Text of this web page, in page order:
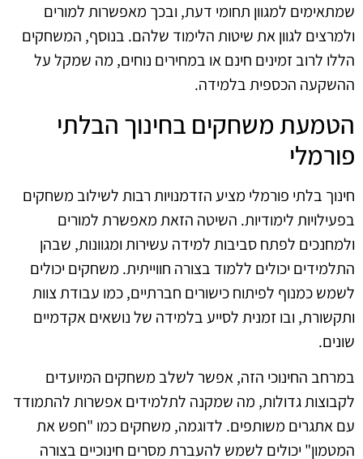
שמתאימים למגוון תחומי דעת, ובכך מאפשרות למורים
ולמרצים לגוון את שיטות הלימוד שלהם. בנוסף, המשחקים
הללו לרוב זמינים חינם או במחירים נוחים, מה שמקל על
ההשקעה הכספית בלמידה.
הטמעת משחקים בחינוך הבלתי
פורמלי
חינוך בלתי פורמלי מציע הזדמנויות רבות לשילוב משחקים
בפעילויות לימודיות. השיטה הזאת מאפשרת למורים
ולמחנכים לפתח סביבות למידה עשירות ומגוונות, שבהן
התלמידים יכולים ללמוד בצורה חווייתית. משחקים יכולים
לשמש כמנוף לפיתוח כישורים חברתיים, כמו עבודת צוות
ותקשורת, ובו זמנית לסייע בלמידה של נושאים אקדמיים
שונים.
במרחב החינוכי הזה, אפשר לשלב משחקים המיועדים
לקבוצות גדולות, מה שמקנה לתלמידים אפשרות להתמודד
עם אתגרים משותפים. לדוגמה, משחקים כמו "חפש את
המטמון" יכולים לשמש להעברת מסרים חינוכיים בצורה